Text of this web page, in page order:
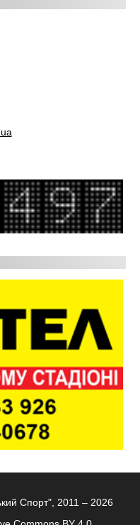
Спорт", 2011 – 2026